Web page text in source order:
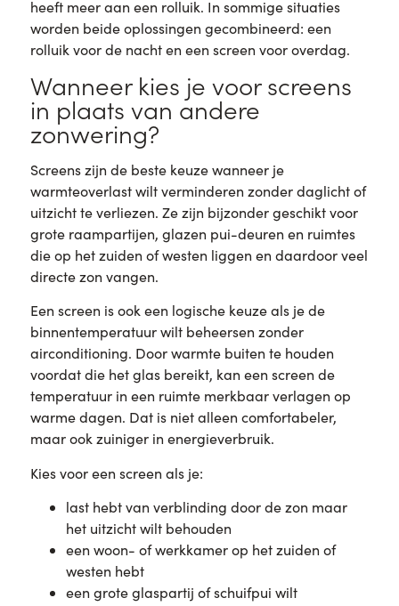
heeft meer aan een rolluik. In sommige situaties
worden beide oplossingen gecombineerd: een
rolluik voor de nacht en een screen voor overdag.
Wanneer kies je voor screens
in plaats van andere
zonwering?
Screens zijn de beste keuze wanneer je
warmteoverlast wilt verminderen zonder daglicht of
uitzicht te verliezen. Ze zijn bijzonder geschikt voor
grote raampartijen, glazen pui-deuren en ruimtes
die op het zuiden of westen liggen en daardoor veel
directe zon vangen.
Een screen is ook een logische keuze als je de
binnentemperatuur wilt beheersen zonder
airconditioning. Door warmte buiten te houden
voordat die het glas bereikt, kan een screen de
temperatuur in een ruimte merkbaar verlagen op
warme dagen. Dat is niet alleen comfortabeler,
maar ook zuiniger in energieverbruik.
Kies voor een screen als je:
last hebt van verblinding door de zon maar
het uitzicht wilt behouden
een woon- of werkkamer op het zuiden of
westen hebt
een grote glaspartij of schuifpui wilt